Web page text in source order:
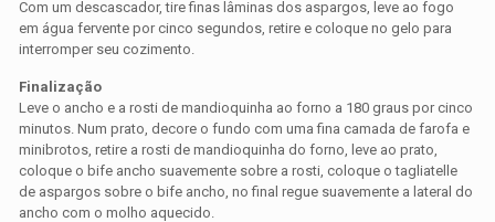
Com um descascador, tire finas lâminas dos aspargos, leve ao fogo
em água fervente por cinco segundos, retire e coloque no gelo para
interromper seu cozimento.
Finalização
Leve o ancho e a rosti de mandioquinha ao forno a 180 graus por cinco
minutos. Num prato, decore o fundo com uma fina camada de farofa e
minibrotos, retire a rosti de mandioquinha do forno, leve ao prato,
coloque o bife ancho suavemente sobre a rosti, coloque o tagliatelle
de aspargos sobre o bife ancho, no final regue suavemente a lateral do
ancho com o molho aquecido.